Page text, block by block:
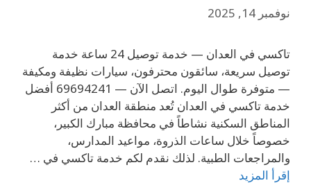
نوفمبر 14, 2025
تاكسي في العدان — خدمة توصيل 24 ساعة خدمة
توصيل سريعة، سائقون محترفون، سيارات نظيفة ومكيفة
— متوفرة طوال اليوم. اتصل الآن — 69694241 أفضل
خدمة تاكسي في العدان تُعد منطقة العدان من أكثر
المناطق السكنية نشاطاً في محافظة مبارك الكبير،
خصوصاً خلال ساعات الذروة، مواعيد المدارس،
والمراجعات الطبية. لذلك نقدم لكم خدمة تاكسي في …
إقرأ المزيد